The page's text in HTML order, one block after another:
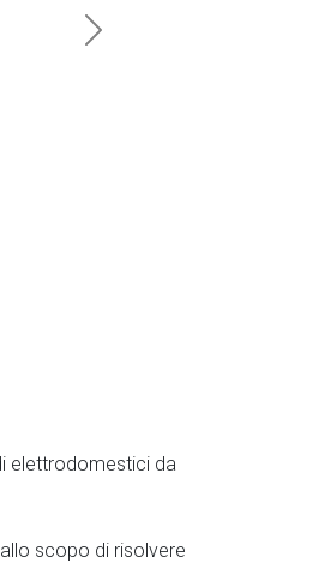
Next
elettrodomestici da
allo scopo di risolvere